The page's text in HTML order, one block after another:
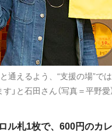
通えるよう、“支援の場”で
」と石田さん（写真＝平野愛
ル札1枚で、 600円のカ